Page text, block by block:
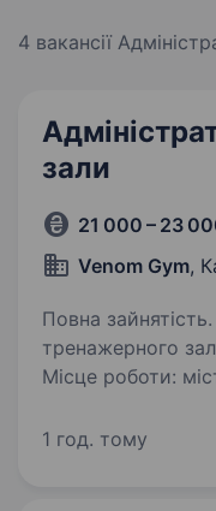
4 вакансії
зали
21 000 – 23
Venom Gym,
Повна зайнятість. Вакансія: Адміністратор
тренажерного
Місце роботи: місто
клієнтів у базу даних
1 год. тому